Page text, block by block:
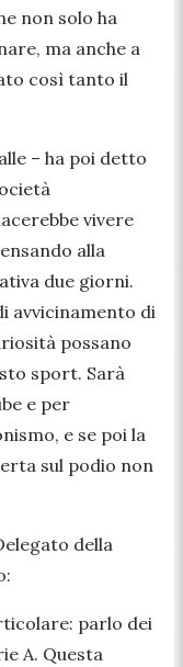
non solo ha
ma anche a
così tanto il
– ha poi detto
vivere
alla
due giorni.
avvicinamento di
possano
sport. Sarà
e per
e se poi la
sul podio non
della
parlo dei
A. Questa